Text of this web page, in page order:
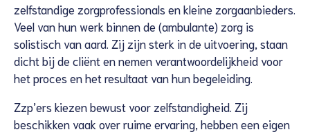
zelfstandige zorgprofessionals en kleine zorgaanbieders.
Veel van hun werk binnen de (ambulante) zorg is
solistisch van aard. Zij zijn sterk in de uitvoering, staan
dicht bij de cliënt en nemen verantwoordelijkheid voor
het proces en het resultaat van hun begeleiding.
Zzp’ers kiezen bewust voor zelfstandigheid. Zij
beschikken vaak over ruime ervaring, hebben een eigen